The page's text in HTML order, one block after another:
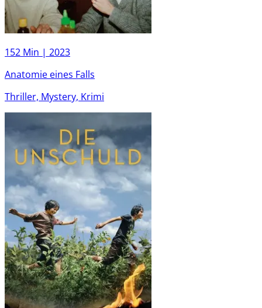
152 Min | 2023
Anatomie eines Falls
Thriller, Mystery, Krimi